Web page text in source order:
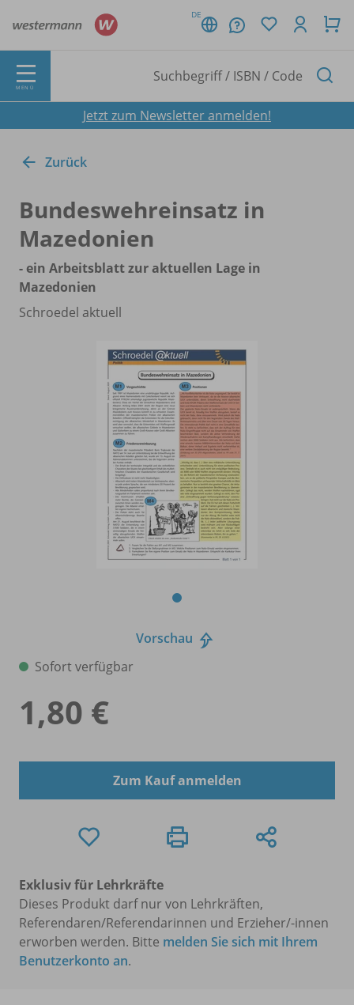
DE
MENÜ
Jetzt zum Newsletter anmelden!
Zurück
Bundeswehreinsatz in
Mazedonien
- ein Arbeitsblatt zur aktuellen Lage in
Mazedonien
Schroedel aktuell
Vorschau
Sofort verfügbar
1,80 €
Zum Kauf anmelden
Exklusiv für Lehrkräfte
Dieses Produkt darf nur von Lehrkräften,
Referendaren/Referendarinnen und Erzieher/-innen
erworben werden. Bitte melden Sie sich mit Ihrem
Benutzerkonto an.